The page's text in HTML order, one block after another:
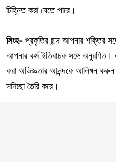
চিহ্নিত করা যেতে পারে।
সিংহ- প্রকৃতির ছন্দ আপনার শক্তির
আপনার কর্ম ইতিবাচক সঙ্গে
করা অভিজ্ঞতার আনন্দকে আলিঙ্গন
সদিচ্ছা তৈরি করে।